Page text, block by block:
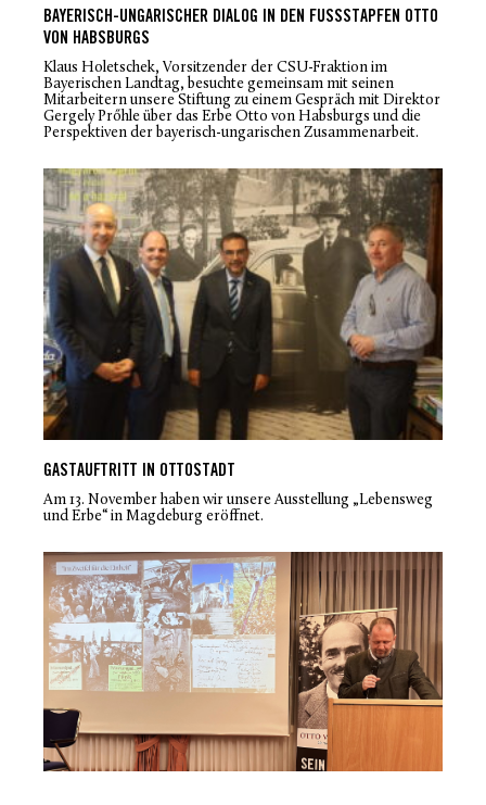
BAYERISCH-UNGARISCHER DIALOG IN DEN FUSSSTAPFEN OTTO V
ON HABSBURGS
Klaus Holetschek, Vorsitzender der CSU-Fraktion im
Bayerischen Landtag, besuchte gemeinsam mit seinen
Mitarbeitern unsere Stiftung zu einem Gespräch mit Direktor
Gergely Prőhle über das Erbe Otto von Habsburgs und die
Perspektiven der bayerisch-ungarischen Zusammenarbeit.
GASTAUFTRITT IN OTTOSTADT
Am 13. November haben wir unsere Ausstellung „Lebensweg
und Erbe“ in Magdeburg eröffnet.